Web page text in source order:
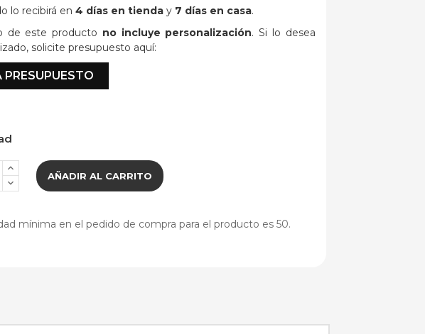
lo recibirá en 4 días en tienda y 7 días en casa.
de este producto no incluye personalización. Si lo desea
solicite presupuesto aquí:
PRESUPUESTO
AÑADIR AL CARRITO
mínima en el pedido de compra para el producto es 50.